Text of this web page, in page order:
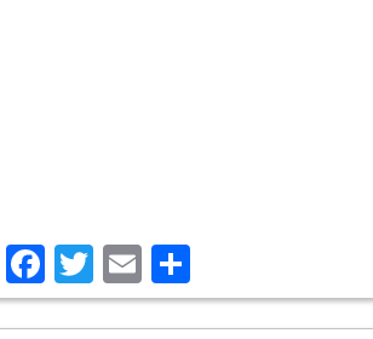
Facebook
Twitter
Email